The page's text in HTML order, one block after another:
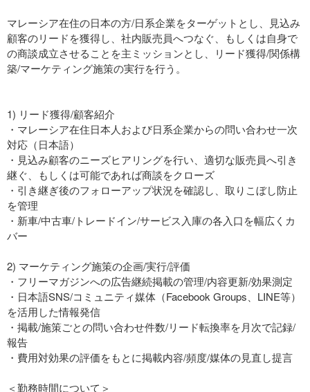
マレーシア在住の日本の方/日系企業をターゲットとし、見込み
顧客のリードを獲得し、社内販売員へつなぐ、もしくは自身で
の商談成立させることを主ミッションとし、リード獲得/関係構
築/マーケティング施策の実行を行う。
1) リード獲得/顧客紹介
・マレーシア在住日本人および日系企業からの問い合わせ一次
対応（日本語）
・見込み顧客のニーズヒアリングを行い、適切な販売員へ引き
継ぐ、もしくは可能であれば商談をクローズ
・引き継ぎ後のフォローアップ状況を確認し、取りこぼし防止
を管理
・新車/中古車/トレードイン/サービス入庫の各入口を幅広くカ
バー
2) マーケティング施策の企画/実行/評価
・フリーマガジンへの広告継続掲載の管理/内容更新/効果測定
・日本語SNS/コミュニティ媒体（Facebook Groups、LINE等）
を活用した情報発信
・掲載/施策ごとの問い合わせ件数/リード転換率を月次で記録/
報告
・費用対効果の評価をもとに掲載内容/頻度/媒体の見直し提言
＜勤務時間について＞